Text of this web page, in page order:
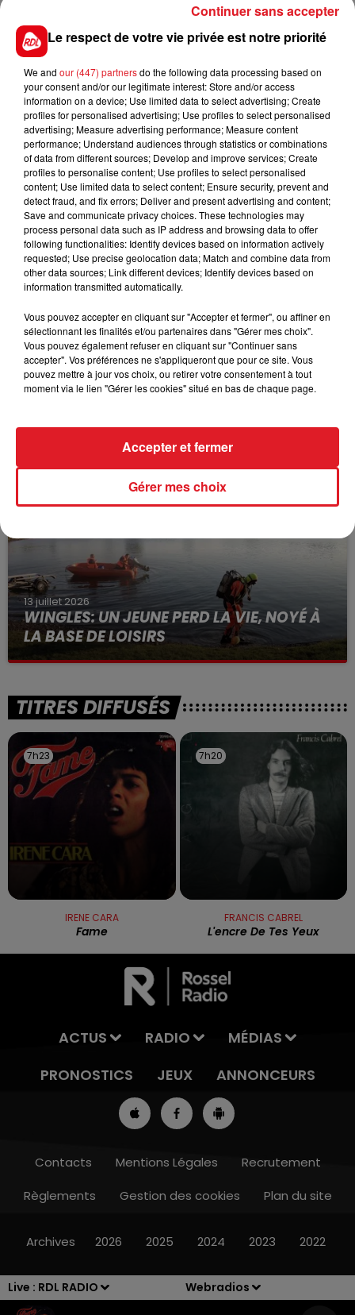
Live : RDL RADIO
Webradios
13h00 - 16h00
Aucune circonstance aggravante, selon les
enquêteurs. Le chauffeur est un habitué de cet axe. Il
n’avait consommé ni alcool ni drogue, ne consultait
pas son téléphone, ne roulait évidemment pas vite.
Mais le père de la victime, David Bouche, estime qu’il y
a «un défaut de contrôle». Il demande de la prison
ferme, et souhaite qu’il paie un maximum. Le
conducteur encourt 5 ans de prison, mais la détention
est extrêmement rare, dans ce genre d’affaire.
FIL D'ACTUS
VOLONTAIRE EN COURS, APRÈS LA...
Selon les premiers éléments, le logement servait
13 juillet 2026
WINGLES: UN JEUNE PERD LA VIE, NOYÉ À
LA BASE DE LOISIRS
La victime a coulé à pic
TITRES DIFFUSÉS
7h23
7h23
IRENE CARA
Fame
7h20
7h20
FRANCIS CABREL
L'encre De Tes Yeux
ACTUS RADIO
MÉDIAS
PRONOSTICS
JEUX ANNONCEURS
Contacts Mentions Légales
Recrutement
Règlements
Gestion des cookies Plan du site
Archives 2026 2025 2024 2023 2022
Le respect de votre vie privée est notre priorité
We and our (447) partnersdo the following data processing based on
your consent and/or our legitimate interest: Store and/or access
information on a device; Use limited data to select advertising; Create
profiles for personalised advertising; Use profiles to select personalised
advertising; Measure advertising performance; Measure content
performance; Understand audiences through statistics or combinations
of data from different sources; Develop and improve services; Create
profiles to personalise content; Use profiles to select personalised
content; Use limited data to select content; Ensure security, prevent and
detect fraud, and fix errors; Deliver and present advertising and content;
Save and communicate privacy choices. These technologies may
process personal data such as IP address and browsing data to offer
following functionalities: Identify devices based on information actively
requested; Use precise geolocation data; Match and combine data from
other data sources; Link different devices; Identify devices based on
information transmitted automatically.
Vous pouvez accepter en cliquant sur "Accepter et fermer", ou affiner en
sélectionnant les finalités et/ou partenaires dans "Gérer mes choix".
Vous pouvez également refuser en cliquant sur "Continuer sans
accepter". Vos préférences ne s'appliqueront que pour ce site. Vous
pouvez mettre à jour vos choix, ou retirer votre consentement à tout
moment via le lien "Gérer les cookies" situé en bas de chaque page.
Gérer mes choix
Accepter et fermer
Continuer sans accepter